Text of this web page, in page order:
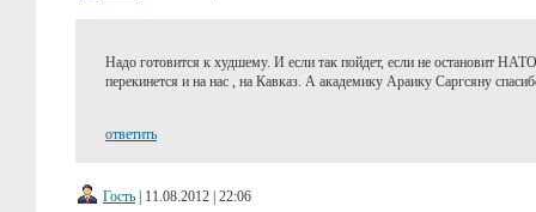
Надо готовится к худшему. И если так пойдет, если не остановит
перекинется и на нас , на Кавказ. А академику Араику Саргсяну
ответить
Гость | 11.08.2012 | 22:06